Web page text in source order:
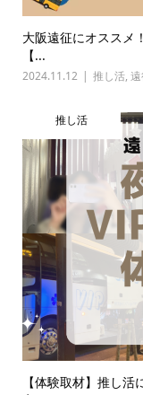
大阪遠征にオススメ
【...
2024.11.12 推し活,
推し活
【体験取材】推し